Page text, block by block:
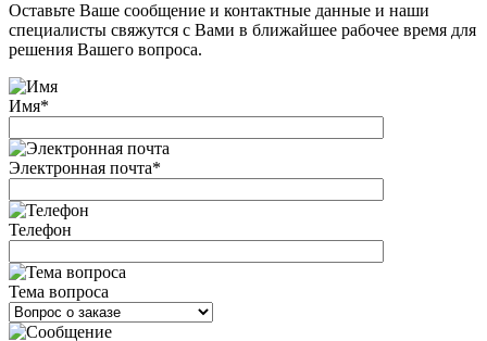
Оставьте Ваше сообщение и контактные данные и наши
специалисты свяжутся с Вами в ближайшее рабочее время для
решения Вашего вопроса.
Имя*
Электронная почта*
Телефон
Тема вопроса